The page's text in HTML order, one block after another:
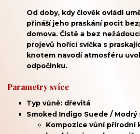
Od doby, kdy člověk ovládl
přináší jeho praskání pocit
domova. Čistě a bez
projevů hořící svíčka s
knotem navodí atmosféru
odpočinku.
Parametry svíce
Typ vůně: dřevitá
Smoked Indigo Suede / Modrý
Kompozice vůní přírodní